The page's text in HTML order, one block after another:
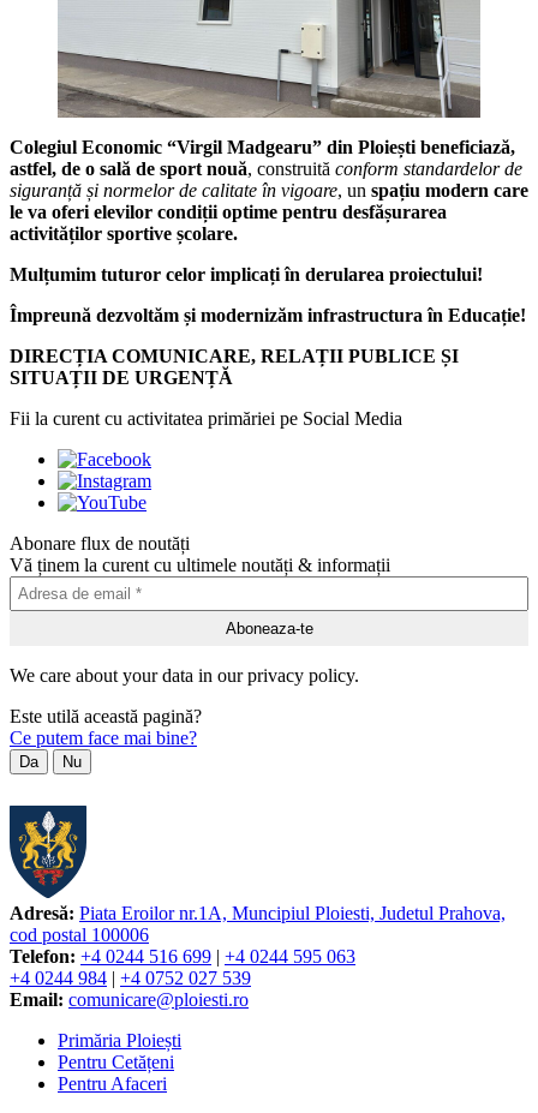
Colegiul Economic “Virgil Madgearu” din Ploiești beneficiază,
astfel, de o sală de sport nouă, construită conform standardelor de
siguranță și normelor de calitate în vigoare, un spațiu modern care
le va oferi elevilor condiții optime pentru desfășurarea
activităților sportive școlare.
Mulțumim tuturor celor implicați în derularea proiectului!
Împreună dezvoltăm și modernizăm infrastructura în Educație!
DIRECȚIA COMUNICARE, RELAȚII PUBLICE ȘI
SITUAȚII DE URGENȚĂ
Fii la curent cu activitatea primăriei pe Social Media
Abonare flux de noutăți
Vă ținem la curent cu ultimele noutăți & informații
We care about your data in our privacy policy.
Este utilă această pagină?
Ce putem face mai bine?
Da Nu
Adresă: Piata Eroilor nr.1A, Muncipiul Ploiesti, Judetul Prahova,
cod postal 100006
Telefon: +4 0244 516 699 | +4 0244 595 063
+4 0244 984 | +4 0752 027 539
Email: comunicare@ploiesti.ro
Primăria Ploiești
Pentru Cetățeni
Pentru Afaceri